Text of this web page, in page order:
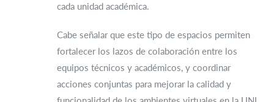
cada unidad académica.
Cabe señalar que este tipo de espacios permiten
fortalecer los lazos de colaboración entre los
equipos técnicos y académicos, y coordinar
acciones conjuntas para mejorar la calidad y